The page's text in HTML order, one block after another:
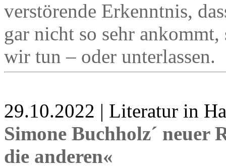
verstörende Erkenntnis,
gar nicht so sehr
wir tun – oder unterlassen.
29.10.2022 | Literatur in
Simone Buchholz´ neuer
die anderen«